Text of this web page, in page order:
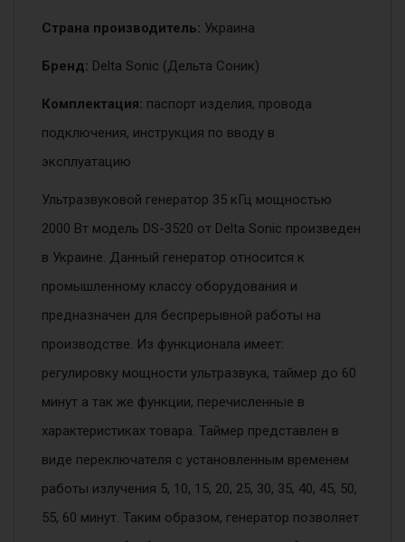
Страна производитель: Украина
Бренд: Delta Sonic (Дельта Соник)
Комплектация: паспорт изделия, провода
подключения, инструкция по вводу в
эксплуатацию
Ультразвуковой генератор 35 кГц мощностью
2000 Вт модель DS-3520 от Delta Sonic произведен
в Украине. Данный генератор относится к
промышленному классу оборудования и
предназначен для беспрерывной работы на
производстве. Из функционала имеет:
регулировку мощности ультразвука, таймер до 60
минут а так же функции, перечисленные в
характеристиках товара. Таймер представлен в
виде переключателя с установленным временем
работы излучения 5, 10, 15, 20, 25, 30, 35, 40, 45, 50,
55, 60 минут. Таким образом, генератор позволяет